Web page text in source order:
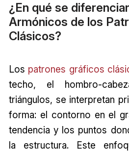
¿En qué se
Armónicos de los
Clásicos?
Los patrones gráficos
techo, el hombro-
triángulos, se interpretan
forma: el contorno en el
tendencia y los puntos
la estructura. Este